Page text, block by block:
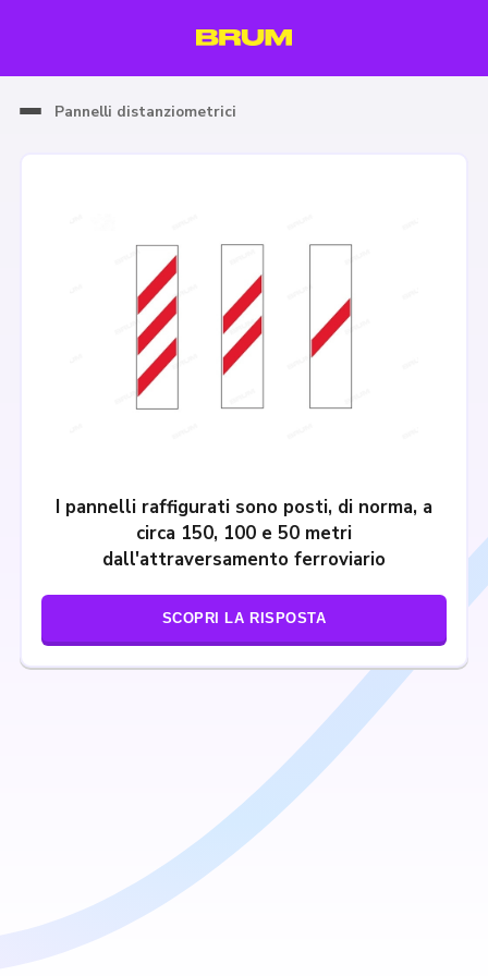
Pannelli distanziometrici
I pannelli raffigurati sono posti, di norma, a
circa 150, 100 e 50 metri
dall'attraversamento ferroviario
SCOPRI LA RISPOSTA